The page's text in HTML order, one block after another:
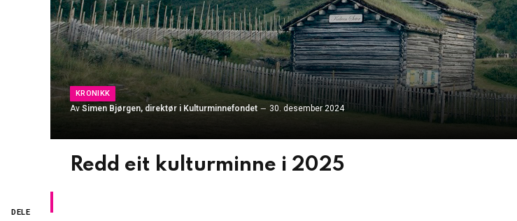
KRONIKK
Av Simen Bjørgen, direktør i Kulturminnefondet 30. desember 2024
Redd eit kulturminne i 2025
DELE